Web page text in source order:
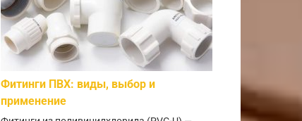
Фитинги ПВХ: виды, выбор и
применение